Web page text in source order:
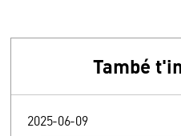
També
2025-06-09